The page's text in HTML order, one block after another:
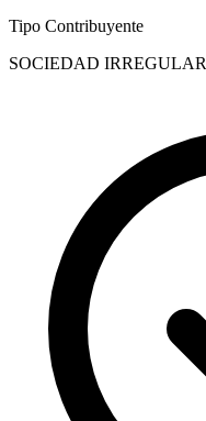
Tipo Contribuyente
SOCIEDAD IRREGULAR